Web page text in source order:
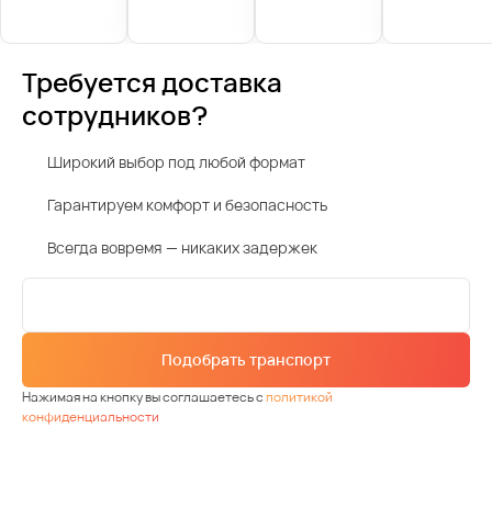
Требуется доставка
сотрудников?
Широкий выбор под любой формат
Гарантируем комфорт и безопасность
Всегда вовремя — никаких задержек
Подобрать транспорт
Нажимая на кнопку вы соглашаетесь сполитикой
конфиденциальности